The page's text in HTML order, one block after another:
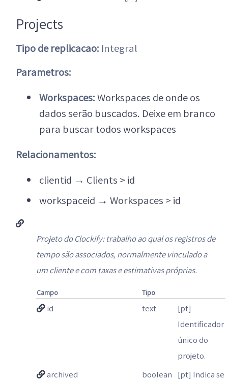
Projects
Tipo de replicacao: Integral
Parametros:
Workspaces:Workspaces de onde os
dados serão buscados. Deixe em branco
para buscar todos workspaces
Relacionamentos:
clientid → Clients > id
workspaceid → Workspaces > id
Projeto do Clockify: trabalho ao qual os registros de
tempo são associados, normalmente vinculado a
um cliente e com taxas e estimativas próprias.
Campo Tipo
id text
[pt]
Identificador
único do
projeto.
archived
boolean [pt] Indica se